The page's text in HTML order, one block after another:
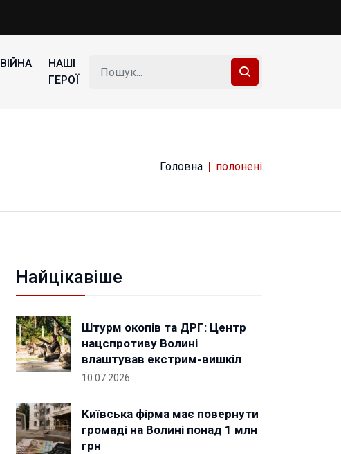
ВІЙНА
НАШІ
ГЕРОЇ
Головна полонені
Найцікавіше
Штурм окопів та ДРГ: Центр
нацспротиву Волині
влаштував екстрим-вишкіл
10.07.2026
Київська фірма має повернути
громаді на Волині понад 1 млн
грн